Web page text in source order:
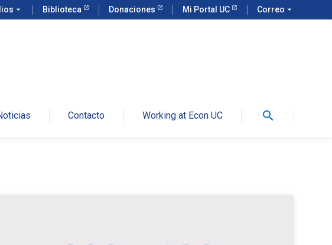
arrow_drop_down Biblioteca Donaciones Mi Portal UC Correo arrow_drop_down
Contacto Working at Econ UC search